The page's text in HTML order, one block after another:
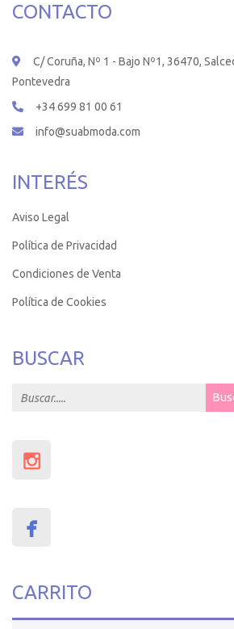
CONTACTO
C/ Coruña, Nº 1 - Bajo Nº1, 36470,
Pontevedra
+34 699 81 00 61
info@suabmoda.com
INTERÉS
Aviso Legal
Política de Privacidad
Condiciones de Venta
Política de Cookies
BUSCAR
Search for:
CARRITO